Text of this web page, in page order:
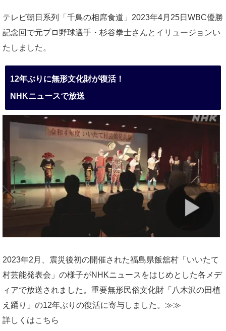
テレビ朝日系列「千鳥の相席食道」2023年4月25日WBC優勝
記念回で元プロ野球選手・杉谷拳士さんとイリュージョンい
たしました。
12年ぶりに無形文化財が復活！
NHKニュースで放送
2023年2月、震災後初の開催された福島県飯舘村「いいたて
村芸能発表会」の様子がNHKニュースをはじめとした各メデ
ィアで放送されました。重要無形民俗文化財「八木沢の田植
え踊り」の12年ぶりの復活に寄与しました。≫≫
詳しくはこちら